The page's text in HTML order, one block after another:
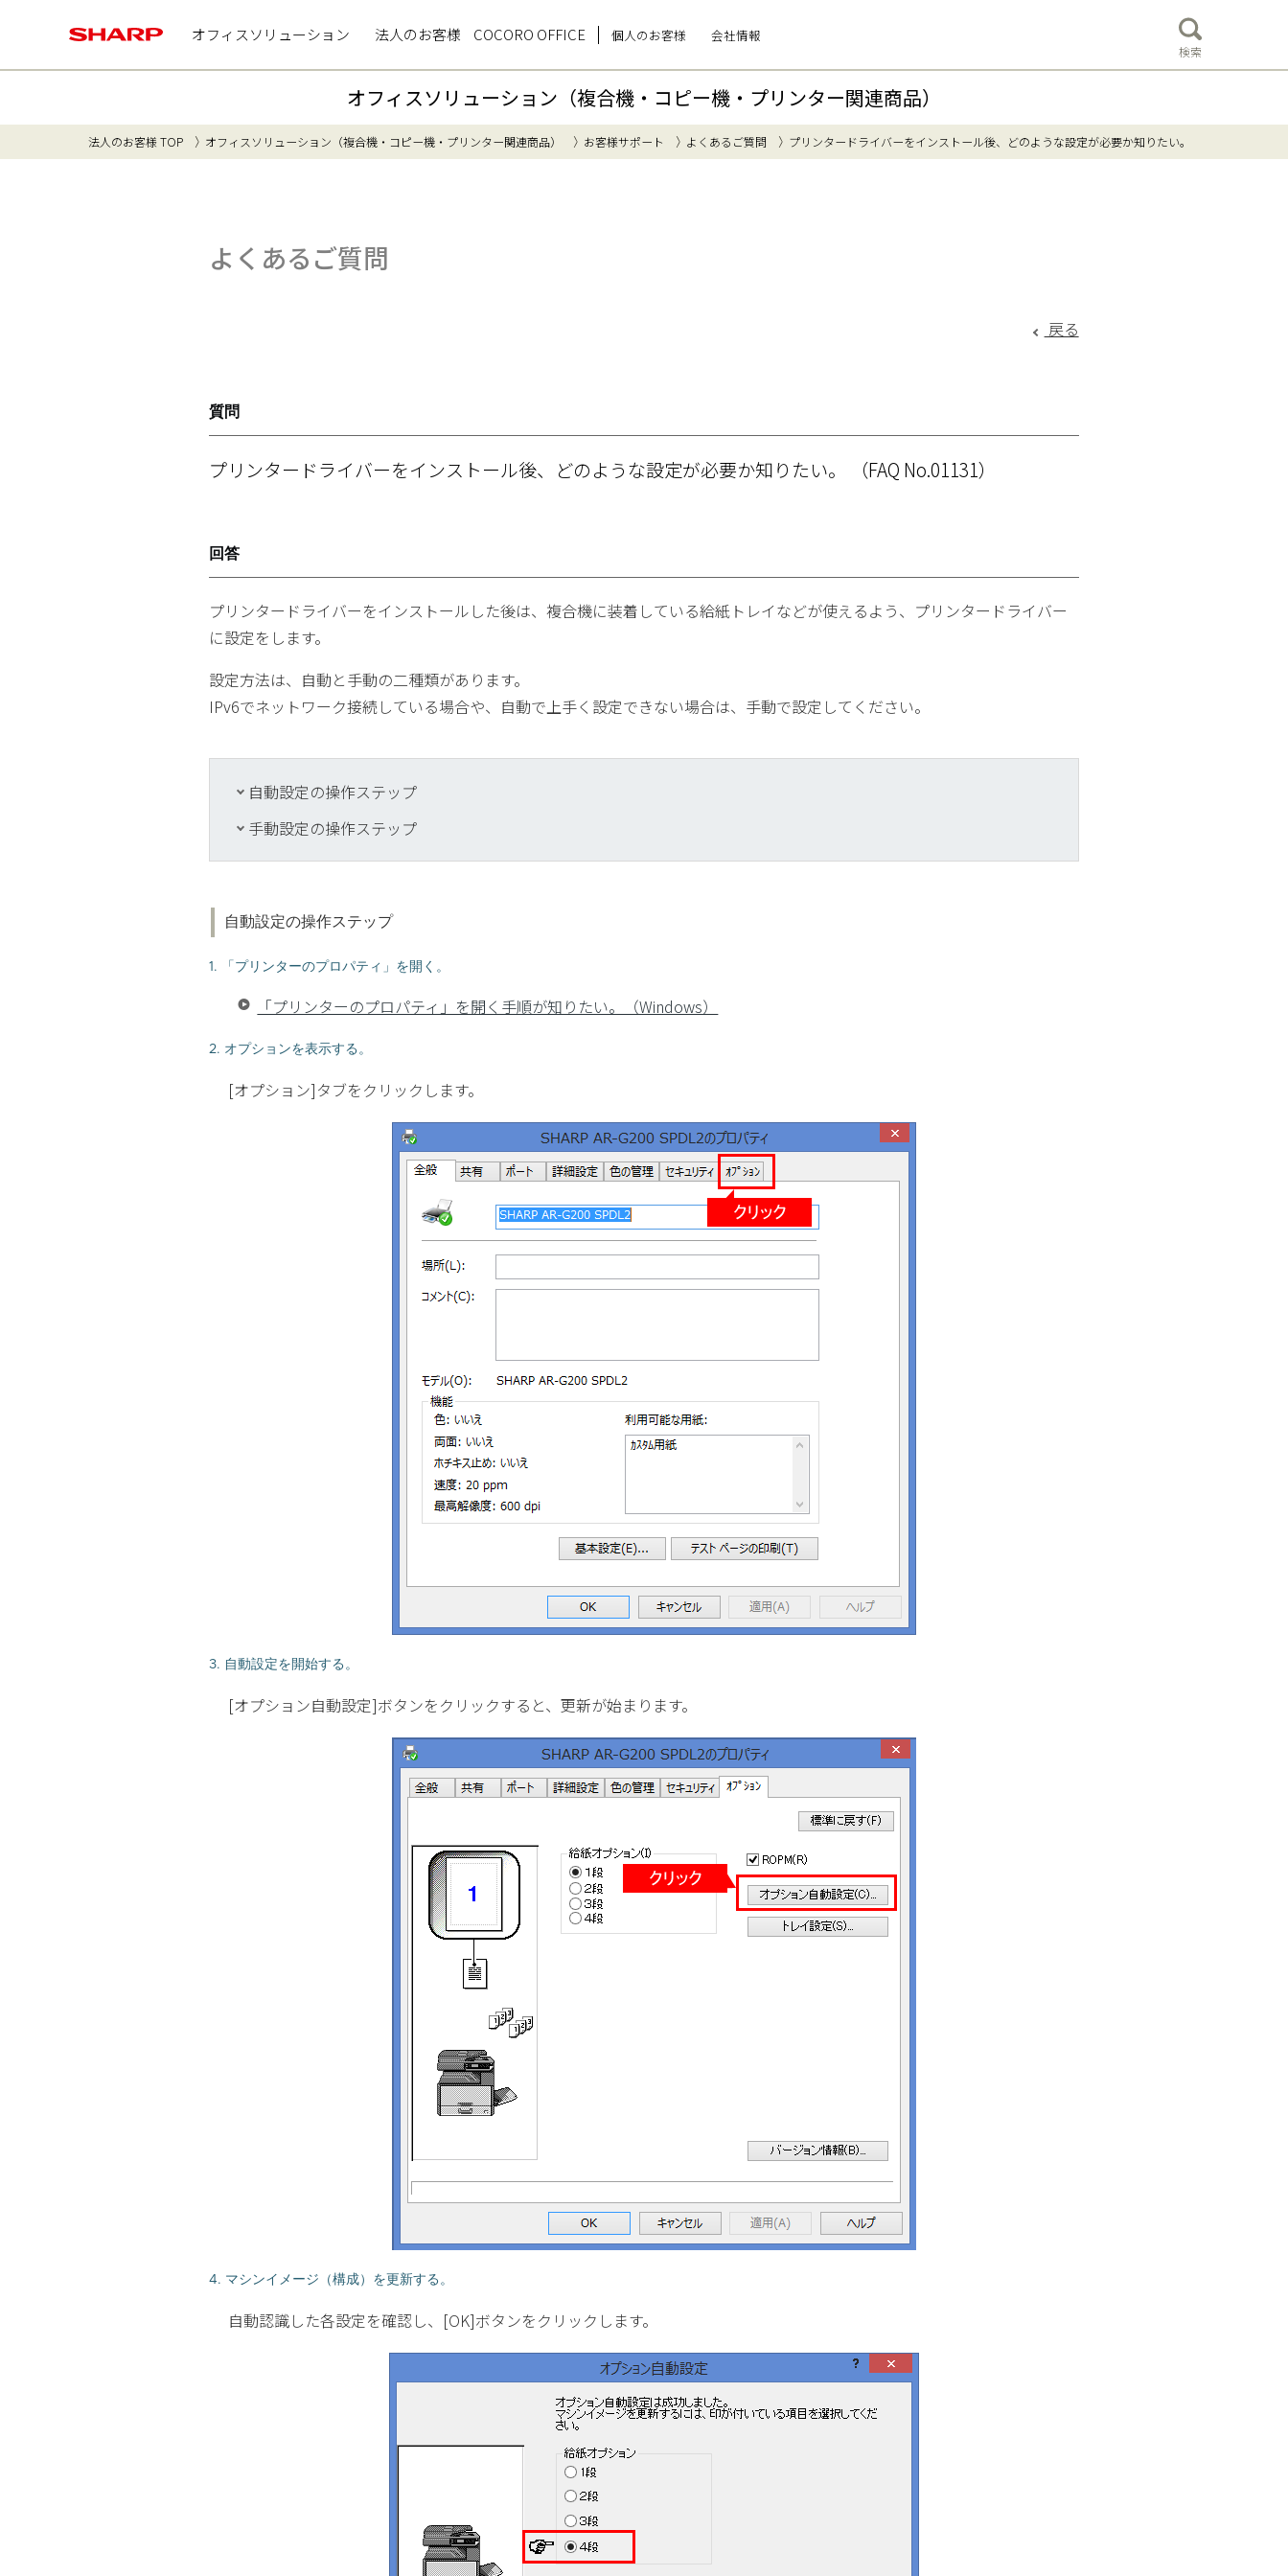
オフィスソリューション 法人のお客様 COCORO OFFICE 個人のお客様 会社情報
検索
オフィスソリューション（複合機・コピー機・プリンター関連商品）
法人のお客様 TOP オフィスソリューション（複合機・コピー機・プリンター関連商品） お客様サポート よくあるご質問 プリンタードライバーをインストール後、どのような設定が必要か知りたい。
よくあるご質問
戻る
質問
プリンタードライバーをインストール後、どのような設定が必要か知りたい。 （FAQ No.01131）
回答
プリンタードライバーをインストールした後は、複合機に装着している給紙トレイなどが使えるよう、プリンタードライバー
に設定をします。
設定方法は、自動と手動の二種類があります。
IPv6でネットワーク接続している場合や、自動で上手く設定できない場合は、手動で設定してください。
自動設定の操作ステップ
手動設定の操作ステップ
自動設定の操作ステップ
1. 「プリンターのプロパティ」を開く。
「プリンターのプロパティ」を開く手順が知りたい。（Windows）
2. オプションを表示する。
[オプション]タブをクリックします。
3. 自動設定を開始する。
[オプション自動設定]ボタンをクリックすると、更新が始まります。
4. マシンイメージ（構成）を更新する。
自動認識した各設定を確認し、[OK]ボタンをクリックします。